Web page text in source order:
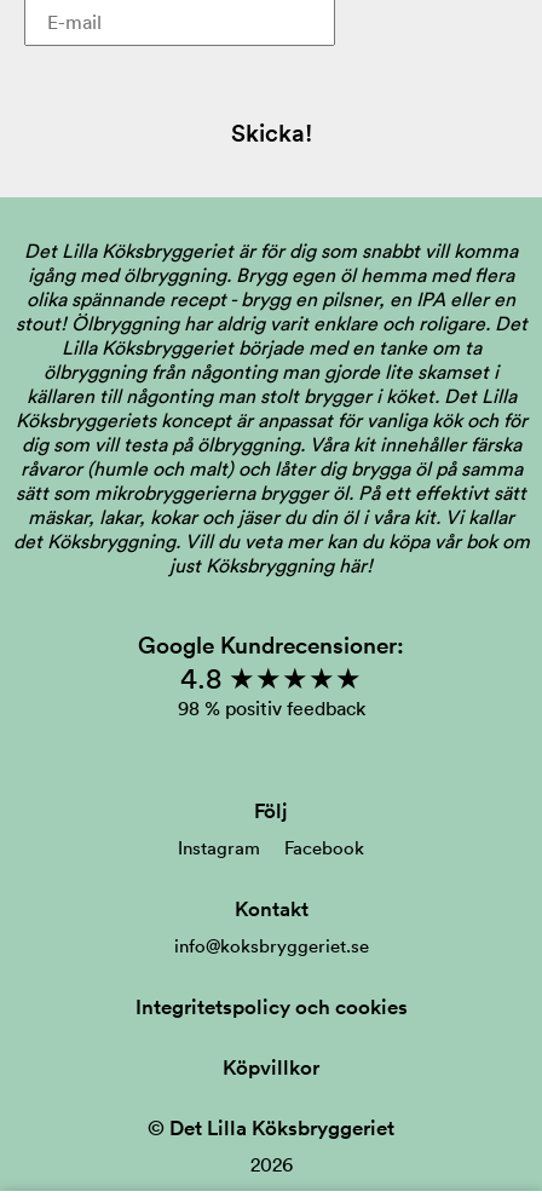
Skicka!
Det Lilla Köksbryggeriet är för dig som snabbt vill komma
igång med ölbryggning. Brygg egen öl hemma med flera
olika spännande recept - brygg en pilsner, en IPA eller en
stout! Ölbryggning har aldrig varit enklare och roligare. Det
Lilla Köksbryggeriet började med en tanke om ta
ölbryggning från någonting man gjorde lite skamset i
källaren till någonting man stolt brygger i köket. Det Lilla
Köksbryggeriets koncept är anpassat för vanliga kök och för
dig som vill testa på ölbryggning. Våra kit innehåller färska
råvaror (humle och malt) och låter dig brygga öl på samma
sätt som mikrobryggerierna brygger öl. På ett effektivt sätt
mäskar, lakar, kokar och jäser du din öl i våra kit. Vi kallar
det Köksbryggning. Vill du veta mer kan du köpa vår bok om
just Köksbryggning här!
Google Kundrecensioner:
4.8 ★★★★★
98 % positiv feedback
© Det Lilla Köksbryggeriet
2026
Kontakt
info@koksbryggeriet.se
Integritetspolicy och cookies
Köpvillkor
Följ
Instagram Facebook